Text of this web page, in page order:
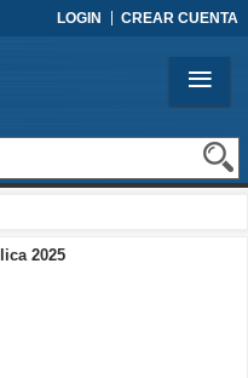
LOGIN CREAR CUENTA
2025